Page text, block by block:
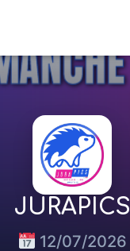
JURAPICS
12/07/2026